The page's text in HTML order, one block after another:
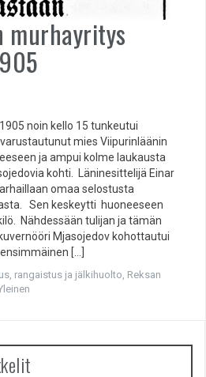
murhayritys
noin kello 15 tunkeutui
mies Viipurinläänin
ja ampui kolme laukausta
kohti. Läninesittelijä Einar
omaa selostusta
Sen keskeytti huoneeseen
Nähdessään tulijan ja tämän
Mjasojedov kohottautui
[…]
rangaistus ja jälkihuolto Reksan